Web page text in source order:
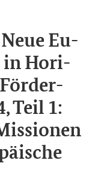
Eu­
in Ho­ri­
För­der­
Teil 1: